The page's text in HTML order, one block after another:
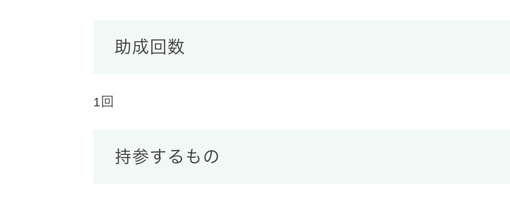
助成回数
1回
持参するもの